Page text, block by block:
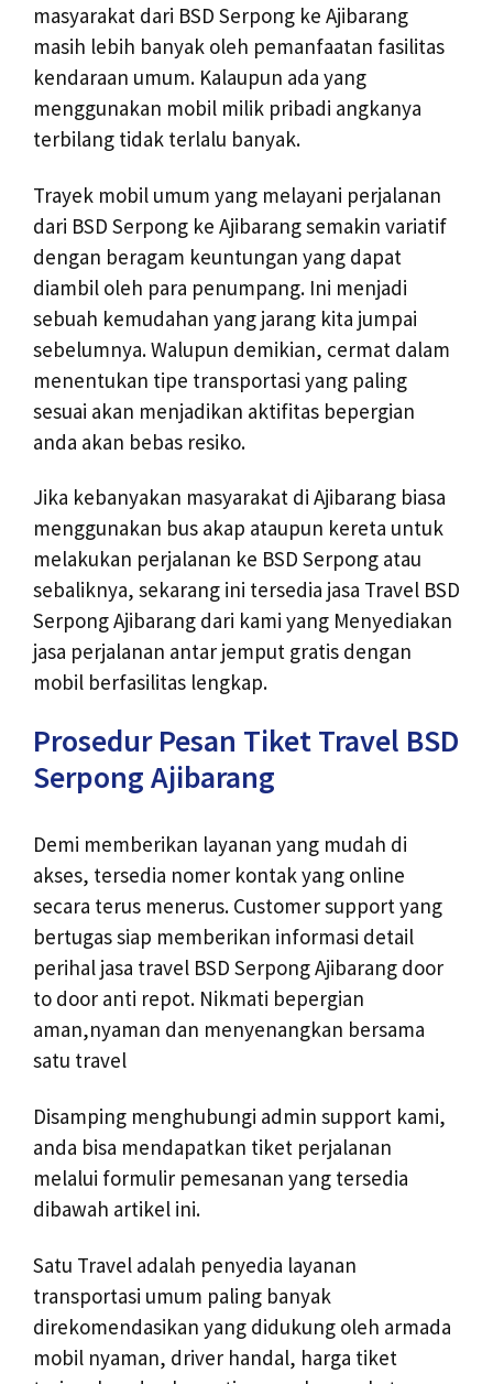
masyarakat dari BSD Serpong ke Ajibarang
masih lebih banyak oleh pemanfaatan fasilitas
kendaraan umum. Kalaupun ada yang
menggunakan mobil milik pribadi angkanya
terbilang tidak terlalu banyak.
Trayek mobil umum yang melayani perjalanan
dari BSD Serpong ke Ajibarang semakin variatif
dengan beragam keuntungan yang dapat
diambil oleh para penumpang. Ini menjadi
sebuah kemudahan yang jarang kita jumpai
sebelumnya. Walupun demikian, cermat dalam
menentukan tipe transportasi yang paling
sesuai akan menjadikan aktifitas bepergian
anda akan bebas resiko.
Jika kebanyakan masyarakat di Ajibarang biasa
menggunakan bus akap ataupun kereta untuk
melakukan perjalanan ke BSD Serpong atau
sebaliknya, sekarang ini tersedia jasa Travel BSD
Serpong Ajibarang dari kami yang Menyediakan
jasa perjalanan antar jemput gratis dengan
mobil berfasilitas lengkap.
Prosedur Pesan Tiket Travel BSD
Serpong Ajibarang
Demi memberikan layanan yang mudah di
akses, tersedia nomer kontak yang online
secara terus menerus. Customer support yang
bertugas siap memberikan informasi detail
perihal jasa travel BSD Serpong Ajibarang door
to door anti repot. Nikmati bepergian
aman,nyaman dan menyenangkan bersama
satu travel
Disamping menghubungi admin support kami,
anda bisa mendapatkan tiket perjalanan
melalui formulir pemesanan yang tersedia
dibawah artikel ini.
Satu Travel adalah penyedia layanan
transportasi umum paling banyak
direkomendasikan yang didukung oleh armada
mobil nyaman, driver handal, harga tiket